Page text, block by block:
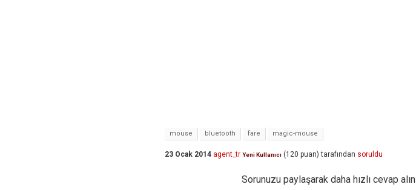
mouse bluetooth fare magic-mouse
23 Ocak 2014 agent_tr Yeni Kullanıcı (120 puan) tarafından soruldu
Sorunuzu paylaşarak daha hızlı cevap alın